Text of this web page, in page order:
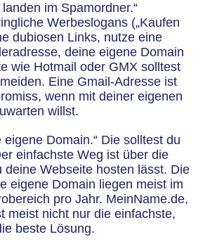
im Spamordner.“
Werbeslogans („Kaufen
dubiosen Links, nutze eine
deine eigene Domain
wie Hotmail oder GMX solltest
Eine Gmail-Adresse ist
wenn mit deiner eigenen
willst.
eigene Domain.“ Die solltest du
einfachste Weg ist über die
deine Webseite hosten lässt. Die
eigene Domain liegen meist im
pro Jahr. MeinName.de,
meist nicht nur die einfachste,
beste Lösung.